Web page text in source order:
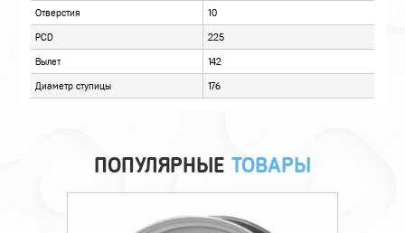
ПОПУЛЯРНЫЕ ТОВАРЫ